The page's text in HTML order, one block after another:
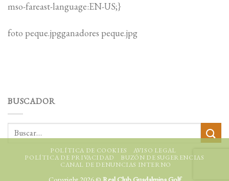
mso-fareast-language:EN-US;}
foto peque.jpgganadores peque.jpg
BUSCADOR
POLÍTICA DE COOKIES
AVISO LEGAL
POLÍTICA DE PRIVACIDAD
BUZÓN DE SUGERENCIAS
CANAL DE DENUNCIAS INTERNO